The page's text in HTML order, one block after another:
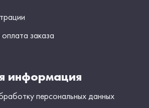
заказа
информация
персональных данных